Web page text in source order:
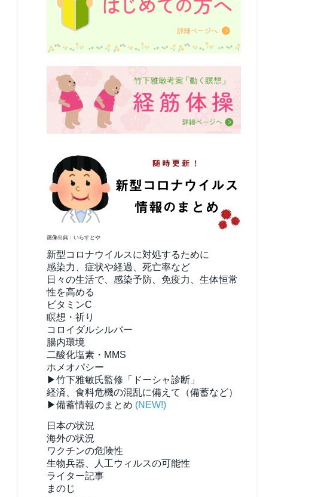
画像出典：いらすとや
新型コロナウイルスに対処するために
感染力、症状や経過、死亡率など
日々の生活で、感染予防、免疫力、生体恒常
性を高める
ビタミンC
瞑想・祈り
コロイダルシルバー
腸内環境
二酸化塩素・MMS
ホメオパシー
▶竹下雅敏氏監修「ドーシャ診断」
経済、食料危機の混乱に備えて（備蓄など）
▶備蓄情報のまとめ (NEW!)
日本の状況
海外の状況
ワクチンの危険性
生物兵器、人工ウィルスの可能性
ライター記事
まのじ